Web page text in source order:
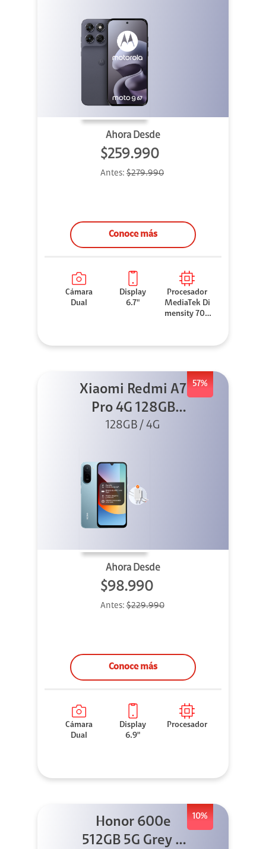
Ahora Desde
$259.990
Antes: $279.990
Conoce más
Cámara
Dual
Display
6.7"
Procesador
MediaTek Di
mensity 706
57%
Xiaomi Redmi A7
Pro 4G 128GB
Azul + Cargador
128GB / 4G
Ahora Desde
$98.990
Antes:$229.990
Conoce más
Cámara
Dual
Display
6.9"
Procesador
10%
Honor 600e
512GB 5G Grey +